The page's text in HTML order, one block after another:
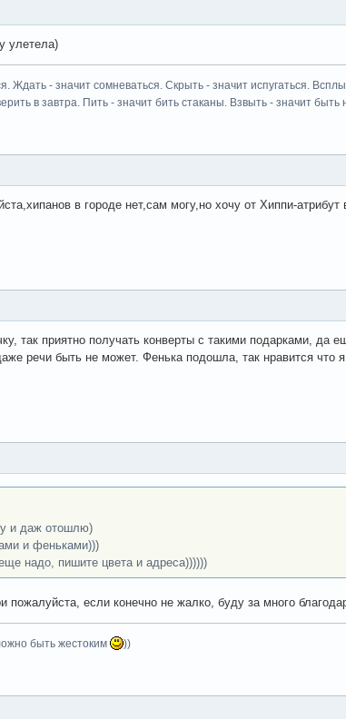
улетела)
Ждать - значит сомневаться. Скрыть - значит испугаться.
в завтра. Пить - значит бить стаканы. Взвыть - значит быть
в городе нет,сам могу,но хочу от Хиппи-атрибут
так приятно получать конверты с такими подарками, да
речи быть не может. Фенька подошла, так нравится что
и даж отошлю)
и феньками)))
надо, пишите цвета и адреса))))))
пожалуйста, если конечно не жалко, буду за много
быть жестоким ))